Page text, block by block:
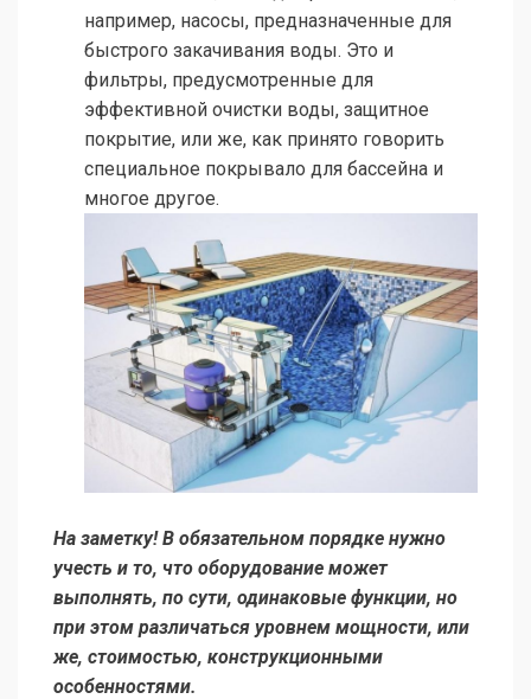
например, насосы, предназначенные для
быстрого закачивания воды. Это и
фильтры, предусмотренные для
эффективной очистки воды, защитное
покрытие, или же, как принято говорить
специальное покрывало для бассейна и
многое другое.
На заметку! В обязательном порядке нужно
учесть и то, что оборудование может
выполнять, по сути, одинаковые функции, но
при этом различаться уровнем мощности, или
же, стоимостью, конструкционными
особенностями.